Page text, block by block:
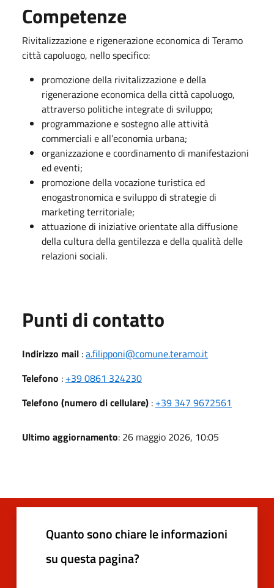
Competenze
Rivitalizzazione e rigenerazione economica di Teramo
città capoluogo, nello specifico:
promozione della rivitalizzazione e della
rigenerazione economica della città capoluogo,
attraverso politiche integrate di sviluppo;
programmazione e sostegno alle attività
commerciali e all’economia urbana;
organizzazione e coordinamento di manifestazioni
ed eventi;
promozione della vocazione turistica ed
enogastronomica e sviluppo di strategie di
marketing territoriale;
attuazione di iniziative orientate alla diffusione
della cultura della gentilezza e della qualità delle
relazioni sociali.
Punti di contatto
Indirizzo mail :a.filipponi@comune.teramo.it
Telefono : +39 0861 324230
Telefono (numero di cellulare) : +39 347 9672561
Ultimo aggiornamento: 26 maggio 2026, 10:05
Quanto sono chiare le informazioni
su questa pagina?